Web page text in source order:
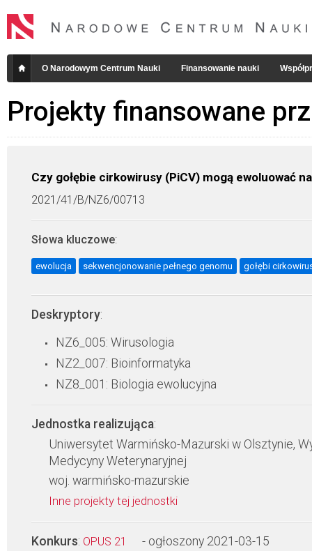
O Narodowym Centrum Nauki Finansowanie nauki
Projekty finansowane
Czy gołębie cirkowirusy (PiCV) mogą ewoluować
2021/41/B/NZ6/00713
Słowa kluczowe:
ewolucja sekwencjonowanie pełnego genomu gołębi
Deskryptory:
NZ6_005: Wirusologia
NZ2_007: Bioinformatyka
NZ8_001: Biologia ewolucyjna
Jednostka realizująca:
Uniwersytet Warmińsko-Mazurski w Olsztynie,
Medycyny Weterynaryjnej
woj. warmińsko-mazurskie
Inne projekty tej jednostki
Konkurs: OPUS 21 - ogłoszony 2021-03-15